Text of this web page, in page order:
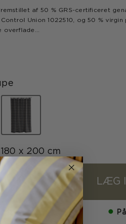
af 50 % GRS-certificeret
Union 1022510, og 50 % virgin
overflade
1 cm i toppen
valgte
180 x 200 cm
LÆG